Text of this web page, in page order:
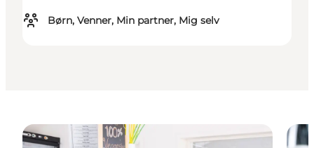
Børn, Venner, Min partner, Mig selv